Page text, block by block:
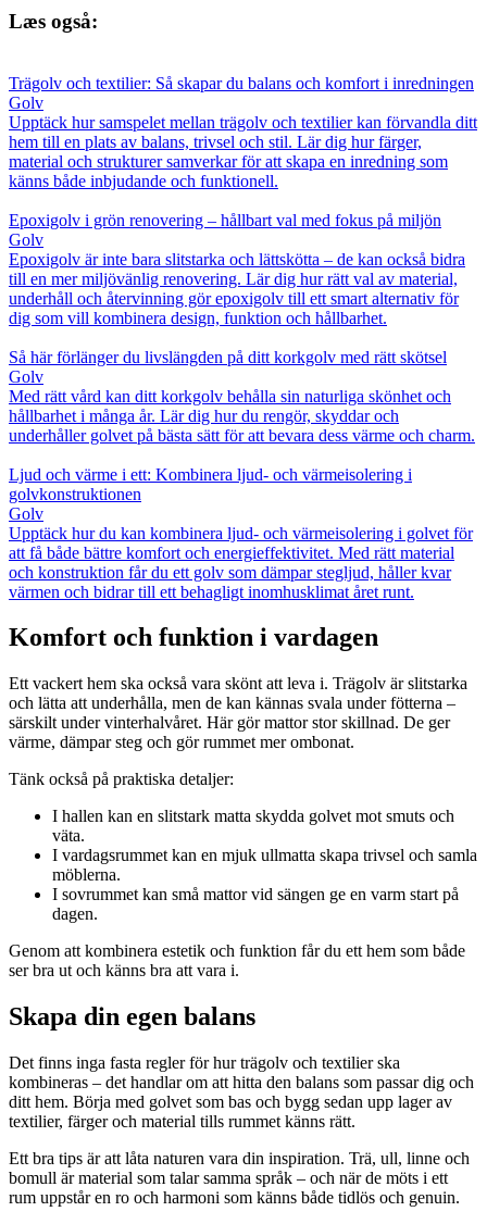
Læs også:
Trägolv och textilier: Så skapar du balans och komfort i inredningen
Golv
Upptäck hur samspelet mellan trägolv och textilier kan förvandla ditt
hem till en plats av balans, trivsel och stil. Lär dig hur färger,
material och strukturer samverkar för att skapa en inredning som
känns både inbjudande och funktionell.
Epoxigolv i grön renovering – hållbart val med fokus på miljön
Golv
Epoxigolv är inte bara slitstarka och lättskötta – de kan också bidra
till en mer miljövänlig renovering. Lär dig hur rätt val av material,
underhåll och återvinning gör epoxigolv till ett smart alternativ för
dig som vill kombinera design, funktion och hållbarhet.
Så här förlänger du livslängden på ditt korkgolv med rätt skötsel
Golv
Med rätt vård kan ditt korkgolv behålla sin naturliga skönhet och
hållbarhet i många år. Lär dig hur du rengör, skyddar och
underhåller golvet på bästa sätt för att bevara dess värme och charm.
Ljud och värme i ett: Kombinera ljud- och värmeisolering i
golvkonstruktionen
Golv
Upptäck hur du kan kombinera ljud- och värmeisolering i golvet för
att få både bättre komfort och energieffektivitet. Med rätt material
och konstruktion får du ett golv som dämpar stegljud, håller kvar
värmen och bidrar till ett behagligt inomhusklimat året runt.
Komfort och funktion i vardagen
Ett vackert hem ska också vara skönt att leva i. Trägolv är slitstarka
och lätta att underhålla, men de kan kännas svala under fötterna –
särskilt under vinterhalvåret. Här gör mattor stor skillnad. De ger
värme, dämpar steg och gör rummet mer ombonat.
Tänk också på praktiska detaljer:
I hallen kan en slitstark matta skydda golvet mot smuts och
väta.
I vardagsrummet kan en mjuk ullmatta skapa trivsel och samla
möblerna.
I sovrummet kan små mattor vid sängen ge en varm start på
dagen.
Genom att kombinera estetik och funktion får du ett hem som både
ser bra ut och känns bra att vara i.
Skapa din egen balans
Det finns inga fasta regler för hur trägolv och textilier ska
kombineras – det handlar om att hitta den balans som passar dig och
ditt hem. Börja med golvet som bas och bygg sedan upp lager av
textilier, färger och material tills rummet känns rätt.
Ett bra tips är att låta naturen vara din inspiration. Trä, ull, linne och
bomull är material som talar samma språk – och när de möts i ett
rum uppstår en ro och harmoni som känns både tidlös och genuin.